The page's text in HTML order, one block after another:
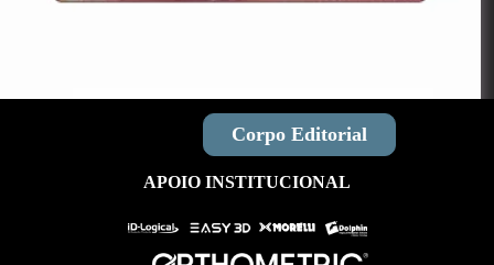
APOIO INSTITUCIONAL
Corpo Editorial